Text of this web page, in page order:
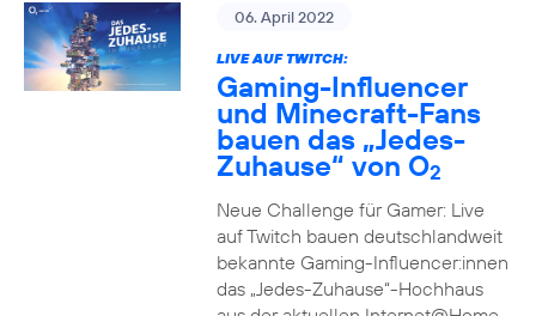
06. April 2022
LIVE AUF TWITCH:
Gaming-Influencer
und Minecraft-Fans
bauen das „Jedes-
Zuhause“ von O2
Neue Challenge für Gamer: Live
auf Twitch bauen deutschlandweit
bekannte Gaming-Influencer:innen
das „Jedes-Zuhause“-Hochhaus